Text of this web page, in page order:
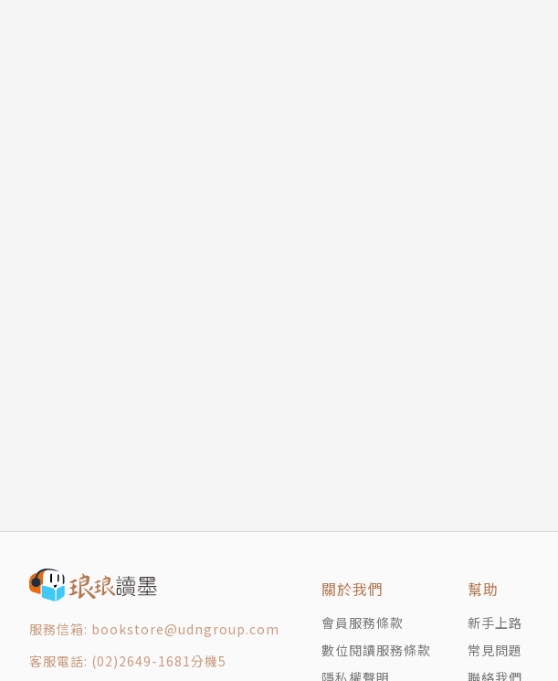
服務信箱: bookstore@udngroup.com
客服電話: (02)2649-1681分機5
關於我們
會員服務條款
數位閱讀服務條款
幫助
新手上路
常見問題